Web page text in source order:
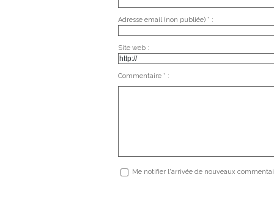
Adresse email (non publiée) * :
Site web :
Commentaire * :
Me notifier l'arrivée de nouveaux